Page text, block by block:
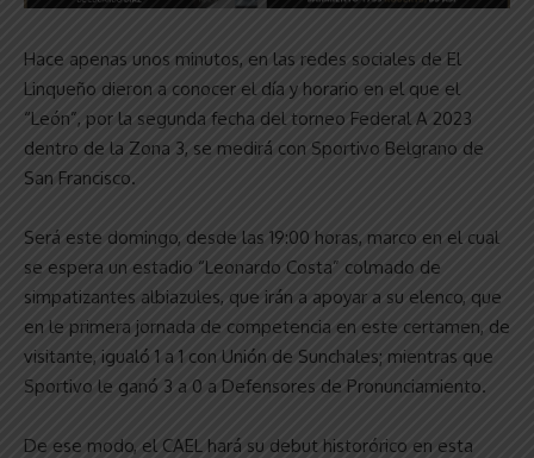
Hace apenas unos minutos, en las redes sociales de El
Linqueño dieron a conocer el día y horario en el que el
“León”, por la segunda fecha del torneo Federal A 2023
dentro de la Zona 3, se medirá con Sportivo Belgrano de
San Francisco.
Será este domingo, desde las 19:00 horas, marco en el cual
se espera un estadio “Leonardo Costa” colmado de
simpatizantes albiazules, que irán a apoyar a su elenco, que
en le primera jornada de competencia en este certamen, de
visitante, igualó 1 a 1 con Unión de Sunchales; mientras que
Sportivo le ganó 3 a 0 a Defensores de Pronunciamiento.
De ese modo, el CAEL hará su debut historórico en esta